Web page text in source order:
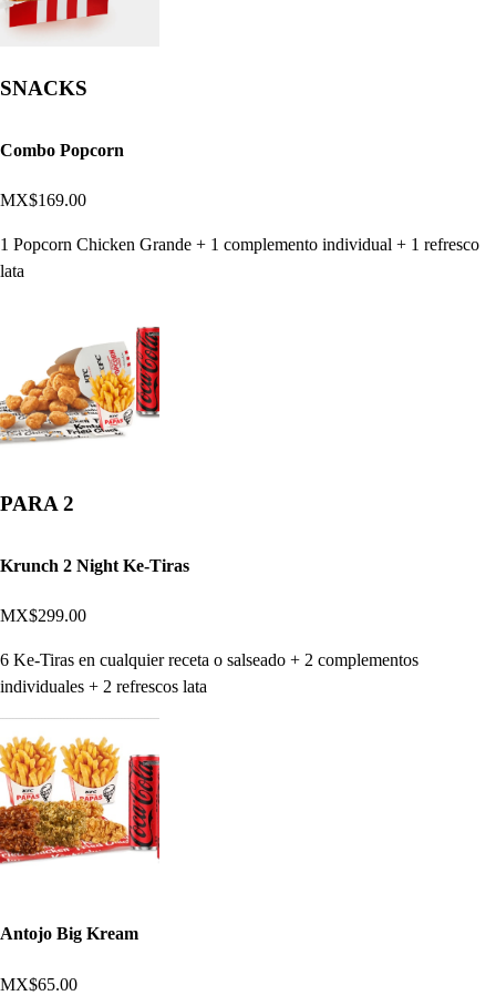
SNACKS
Combo Popcorn
MX$169.00
1 Popcorn Chicken Grande + 1 complemento individual + 1 refresco
lata
PARA 2
Krunch 2 Night Ke-Tiras
MX$299.00
6 Ke-Tiras en cualquier receta o salseado + 2 complementos
individuales + 2 refrescos lata
Antojo Big Kream
MX$65.00